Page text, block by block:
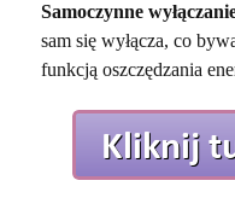
Samoczynne
sam się wyłącza, co
funkcją oszczędzania